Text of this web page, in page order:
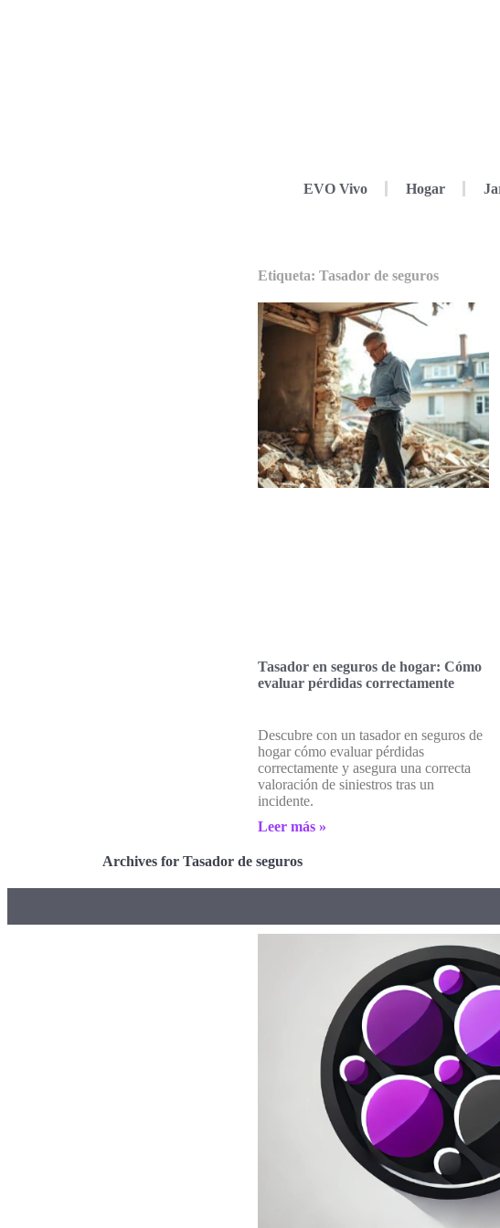
EVO Vivo Hogar
Etiqueta: Tasador de seguros
Tasador en seguros de hogar: Cómo
evaluar pérdidas correctamente
Descubre con un tasador en seguros de
hogar cómo evaluar pérdidas
correctamente y asegura una correcta
valoración de siniestros tras un
incidente.
Leer más »
Archives for Tasador de seguros